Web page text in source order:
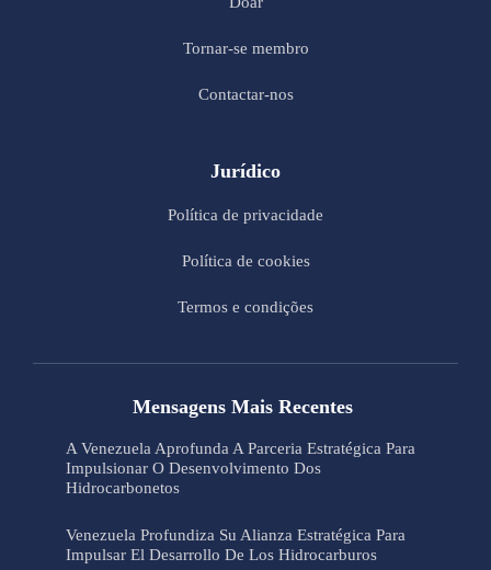
Tornar-se membro
Contactar-nos
Jurídico
Política de privacidade
Política de cookies
Termos e condições
Mensagens Mais Recentes
A Venezuela Aprofunda A Parceria Estratégica Para
Impulsionar O Desenvolvimento Dos
Hidrocarbonetos
Venezuela Profundiza Su Alianza Estratégica Para
Impulsar El Desarrollo De Los Hidrocarburos